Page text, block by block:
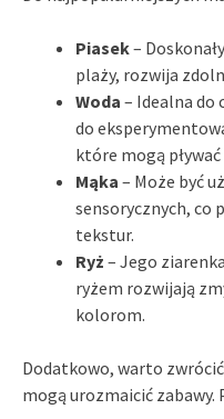
Piasek–
plaży, rozwija
Woda – Idealna do
do
które mogą
Mąka – Może być
sensorycznych, co
tekstur.
Ryż – Jego
ryżem rozwijają
kolorom.
Dodatkowo, warto
mogą urozmaicić zabawy.